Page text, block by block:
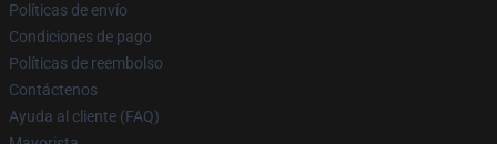
Políticas de envío
Condiciones de pago
Políticas de reembolso
Contáctenos
Ayuda al cliente (FAQ)